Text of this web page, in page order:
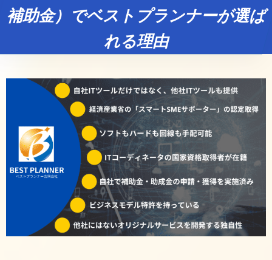
補助金）でベストプランナーが選ば
れる理由